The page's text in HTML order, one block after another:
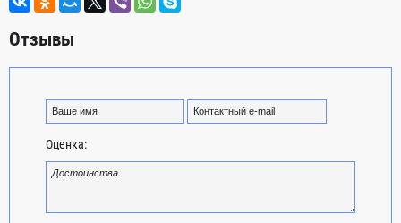
Отзывы
Оценка: